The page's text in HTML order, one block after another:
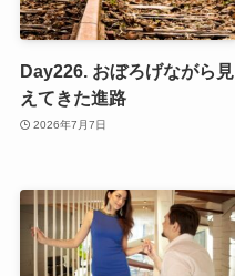
Day226. おぼろげながら見
えてきた進路
2026年7月7日